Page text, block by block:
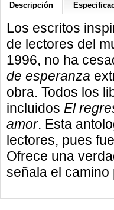
Descripción
Los escritos
de lectores del
1996, no ha
de esperanza
obra. Todos los
incluidos El
amor. Esta
lectores, pues
Ofrece una
señala el